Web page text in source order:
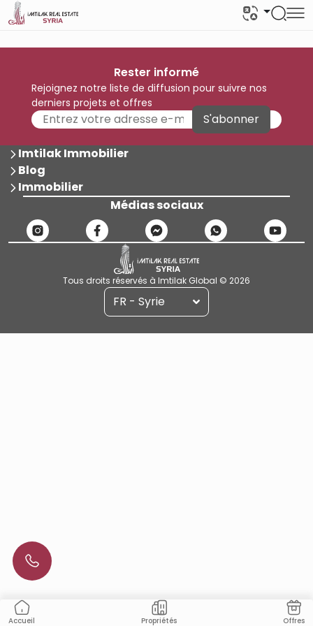
Accueil Propriétés Offres
Rester informé
Rejoignez notre liste de diffusion pour suivre nos
derniers projets et offres
S'abonner
Imtilak Immobilier
Blog
Immobilier
Médias sociaux
Tous droits réservés à Imtilak Global © 2026
FR - Syrie